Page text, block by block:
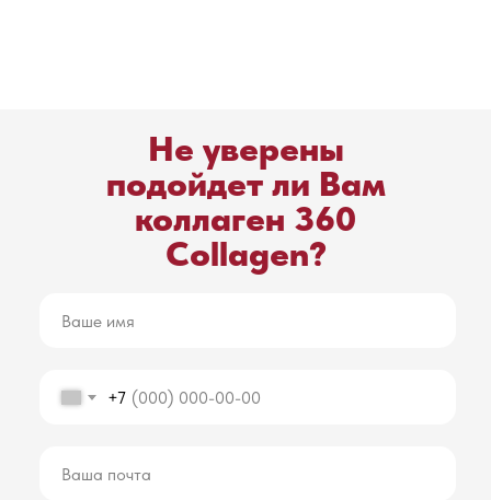
Не уверены
подойдет ли Вам
коллаген 360
Collagen?
+7